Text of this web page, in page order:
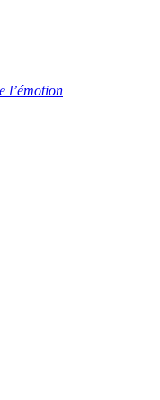
l’émotion